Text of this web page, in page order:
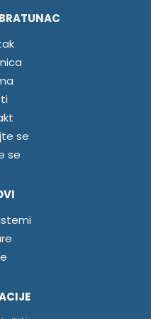
se
se